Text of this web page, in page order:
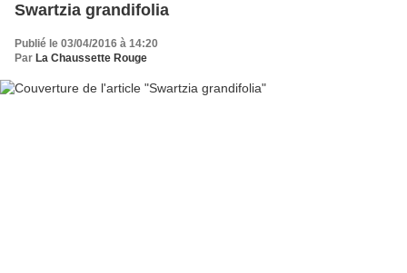
Swartzia grandifolia
Publié le 03/04/2016 à 14:20
Par La Chaussette Rouge